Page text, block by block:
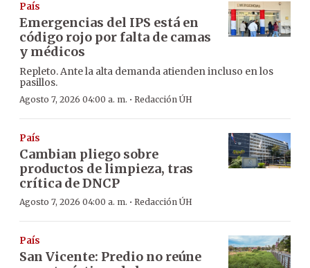
País
Emergencias del IPS está en
código rojo por falta de camas
y médicos
Repleto. Ante la alta demanda atienden incluso en los
pasillos.
Agosto 7, 2026 04:00 a. m. · Redacción ÚH
País
Cambian pliego sobre
productos de limpieza, tras
crítica de DNCP
Agosto 7, 2026 04:00 a. m. · Redacción ÚH
País
San Vicente: Predio no reúne